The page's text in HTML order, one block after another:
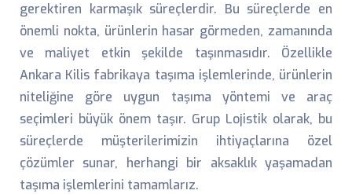
gerektiren karmaşık süreçlerdir. Bu süreçlerde en
önemli nokta, ürünlerin hasar görmeden, zamanında
ve maliyet etkin şekilde taşınmasıdır. Özellikle
Ankara Kilis fabrikaya taşıma işlemlerinde, ürünlerin
niteliğine göre uygun taşıma yöntemi ve araç
seçimleri büyük önem taşır. Grup Lojistik olarak, bu
süreçlerde müşterilerimizin ihtiyaçlarına özel
çözümler sunar, herhangi bir aksaklık yaşamadan
taşıma işlemlerini tamamlarız.